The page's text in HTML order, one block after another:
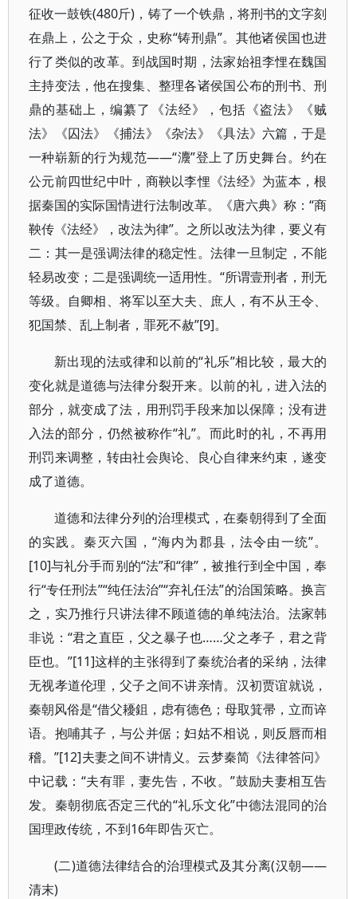
征收一鼓铁(480斤)，铸了一个铁鼎，将刑书的文字刻
在鼎上，公之于众，史称“铸刑鼎”。其他诸侯国也进
行了类似的改革。到战国时期，法家始祖李悝在魏国
主持变法，他在搜集、整理各诸侯国公布的刑书、刑
鼎的基础上，编纂了《法经》，包括《盗法》《贼
法》《囚法》《捕法》《杂法》《具法》六篇，于是
一种崭新的行为规范——“灋”登上了历史舞台。约在
公元前四世纪中叶，商鞅以李悝《法经》为蓝本，根
据秦国的实际国情进行法制改革。《唐六典》称：“商
鞅传《法经》，改法为律”。之所以改法为律，要义有
二：其一是强调法律的稳定性。法律一旦制定，不能
轻易改变；二是强调统一适用性。“所谓壹刑者，刑无
等级。自卿相、将军以至大夫、庶人，有不从王令、
犯国禁、乱上制者，罪死不赦”[9]。
新出现的法或律和以前的“礼乐”相比较，最大的
变化就是道德与法律分裂开来。以前的礼，进入法的
部分，就变成了法，用刑罚手段来加以保障；没有进
入法的部分，仍然被称作“礼”。而此时的礼，不再用
刑罚来调整，转由社会舆论、良心自律来约束，遂变
成了道德。
道德和法律分列的治理模式，在秦朝得到了全面
的实践。秦灭六国，“海内为郡县，法令由一统”。
[10]与礼分手而别的“法”和“律”，被推行到全中国，奉
行“专任刑法”“纯任法治”“弃礼任法”的治国策略。换言
之，实乃推行只讲法律不顾道德的单纯法治。法家韩
非说：“君之直臣，父之暴子也……父之孝子，君之背
臣也。”[11]这样的主张得到了秦统治者的采纳，法律
无视孝道伦理，父子之间不讲亲情。汉初贾谊就说，
秦朝风俗是“借父耰鉏，虑有德色；母取箕帚，立而谇
语。抱哺其子，与公并倨；妇姑不相说，则反唇而相
稽。”[12]夫妻之间不讲情义。云梦秦简《法律答问》
中记载：“夫有罪，妻先告，不收。”鼓励夫妻相互告
发。秦朝彻底否定三代的“礼乐文化”中德法混同的治
国理政传统，不到16年即告灭亡。
(二)道德法律结合的治理模式及其分离(汉朝——
清末)